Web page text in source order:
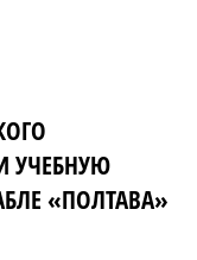
УЧЕБНУЮ
«ПОЛТАВА»